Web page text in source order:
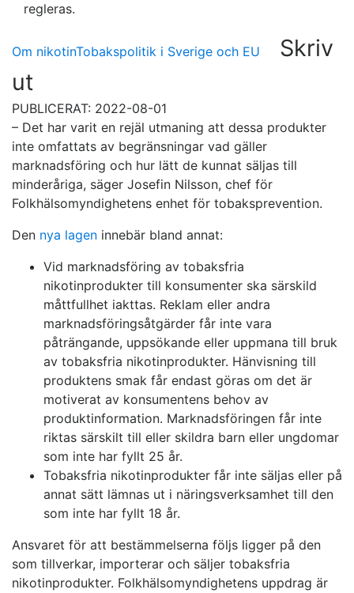
regleras.
Om nikotinTobakspolitik i Sverige och EU
Skriv
ut
PUBLICERAT: 2022-08-01
– Det har varit en rejäl utmaning att dessa produkter
inte omfattats av begränsningar vad gäller
marknadsföring och hur lätt de kunnat säljas till
minderåriga, säger Josefin Nilsson, chef för
Folkhälsomyndighetens enhet för tobaksprevention.
Den nya lagen innebär bland annat:
Vid marknadsföring av tobaksfria
nikotinprodukter till konsumenter ska särskild
måttfullhet iakttas. Reklam eller andra
marknadsföringsåtgärder får inte vara
påträngande, uppsökande eller uppmana till bruk
av tobaksfria nikotinprodukter. Hänvisning till
produktens smak får endast göras om det är
motiverat av konsumentens behov av
produktinformation. Marknadsföringen får inte
riktas särskilt till eller skildra barn eller ungdomar
som inte har fyllt 25 år.
Tobaksfria nikotinprodukter får inte säljas eller på
annat sätt lämnas ut i näringsverksamhet till den
som inte har fyllt 18 år.
Ansvaret för att bestämmelserna följs ligger på den
som tillverkar, importerar och säljer tobaksfria
nikotinprodukter. Folkhälsomyndighetens uppdrag är